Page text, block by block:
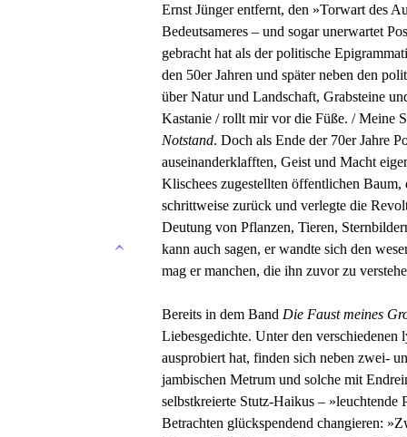
Ernst Jünger entfernt, den »Torwart des
Bedeutsameres – und sogar unerwartet
gebracht hat als der politische
den 50er Jahren und später neben den
über Natur und Landschaft, Grabsteine
Kastanie / rollt mir vor die Füße. / Meine
Notstand. Doch als Ende der 70er Jahre
auseinanderklafften, Geist und Macht
Klischees zugestellten öffentlichen
schrittweise zurück und verlegte die
Deutung von Pflanzen, Tieren,
kann auch sagen, er wandte sich den
mag er manchen, die ihn zuvor zu
Bereits in dem Band Die Faust meines
Liebesgedichte. Unter den verschiedenen
ausprobiert hat, finden sich neben zwei-
jambischen Metrum und solche mit
selbstkreierte Stutz-Haikus –
Betrachten glückspendend changieren: